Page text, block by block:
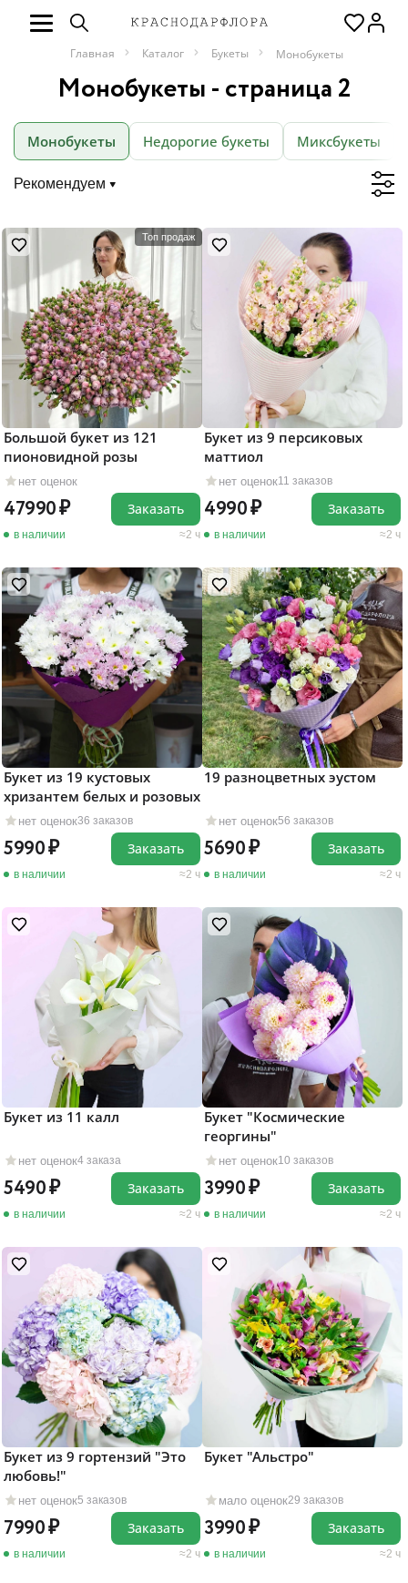
Главная Каталог Букеты Монобукеты
Монобукеты - страница 2
Монобукеты Недорогие букеты Миксбукеты
Рекомендуем
Топ продаж
нет оценок
Большой букет из 121
пионовидной розы
47990
в наличии 2 ч
Заказать
нет оценок11 заказов
Букет из 9 персиковых
маттиол
4990
в наличии 2 ч
Заказать
нет оценок36 заказов
Букет из 19 кустовых
хризантем белых и розовых
5990
в наличии 2 ч
Заказать
нет оценок56 заказов
19 разноцветных эустом
5690
в наличии 2 ч
Заказать
нет оценок4 заказа
Букет из 11 калл
5490
в наличии 2 ч
Заказать
нет оценок10 заказов
Букет "Космические
георгины"
3990
в наличии 2 ч
Заказать
нет оценок5 заказов
Букет из 9 гортензий "Это
любовь!"
7990
в наличии 2 ч
Заказать
мало оценок29 заказов
Букет "Альстро"
3990
в наличии 2 ч
Заказать